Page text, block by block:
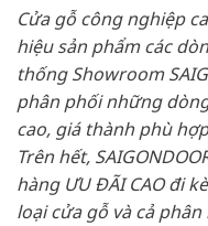
Cửa gỗ công nghiệp
hiệu sản phẩm các
thống Showroom
phân phối những
cao, giá thành phù
Trên hết,
hàng ƯU ĐÃI CAO đi
loại cửa gỗ và cả